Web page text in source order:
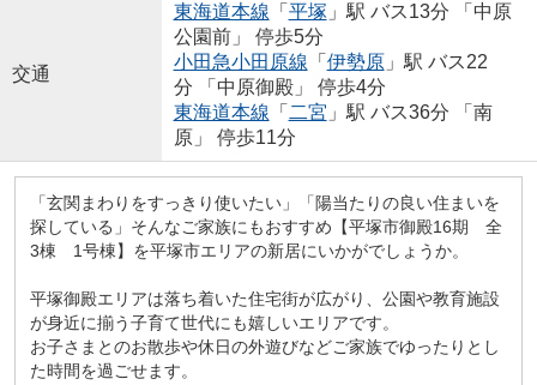
交通
東海道本線 「 平塚 」駅 バス13分 「中原
公園前」 停歩5分
小田急小田原線 「 伊勢原」駅 バス22
分 「中原御殿」 停歩4分
東海道本線 「 二宮 」駅 バス36分 「南
原」 停歩11分
「玄関まわりをすっきり使いたい」「陽当たりの良い住まいを
探している」そんなご家族にもおすすめ【平塚市御殿16期 全
3棟 1号棟】を平塚市エリアの新居にいかがでしょうか。
平塚御殿エリアは落ち着いた住宅街が広がり、公園や教育施設
が身近に揃う子育て世代にも嬉しいエリアです。
お子さまとのお散歩や休日の外遊びなどご家族でゆったりとし
た時間を過ごせます。